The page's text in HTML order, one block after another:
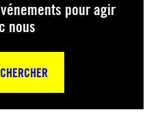
pour agir
nous